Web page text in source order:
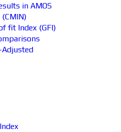
in AMOS
fit Index (GFI)
Adjusted